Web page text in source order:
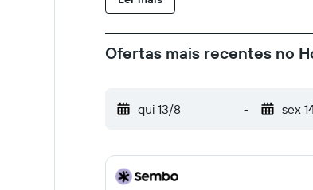
Ofertas mais recentes no
qui 13/8 - sex